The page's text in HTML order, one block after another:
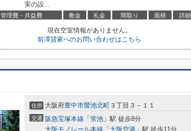
実の設...
管理費・共益費 敷金 礼金 間取り 面積 詳細
現在空室情報がありません。
前澤貸家へのお問い合わせはこちら
住所 大阪府豊中市螢池北町 ３丁目３－１１
交通 阪急宝塚本線 「 蛍池 」駅 徒歩8分
大阪モノレール本線 「 大阪空港 」駅 徒歩11分